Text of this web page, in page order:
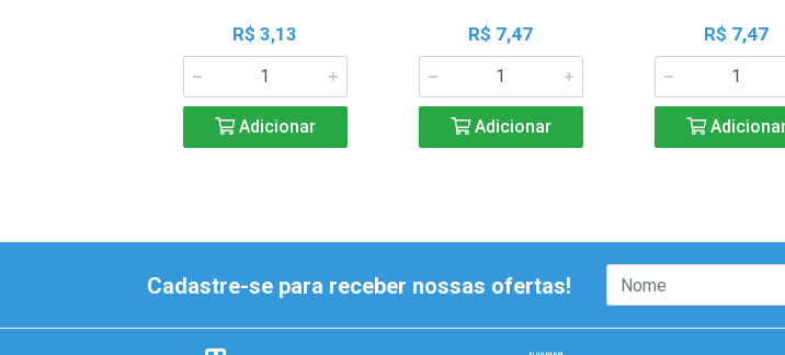
R$ 3,13
Adicionar
R$ 7,47
Adicionar
R$ 7,47
Cadastre-se para receber nossas ofertas!